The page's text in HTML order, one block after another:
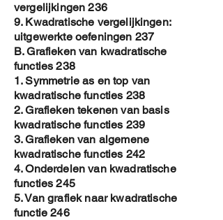
vergelijkingen 236
9. Kwadratische vergelijkingen:
uitgewerkte oefeningen 237
B. Grafieken van kwadratische
functies 238
1. Symmetrie as en top van
kwadratische functies 238
2. Grafieken tekenen van basis
kwadratische functies 239
3. Grafieken van algemene
kwadratische functies 242
4. Onderdelen van kwadratische
functies 245
5. Van grafiek naar kwadratische
functie 246